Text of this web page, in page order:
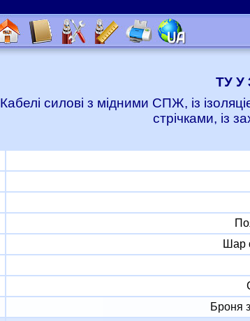
ТУ У
Кабелі силові з мідними СПЖ, із
стрічками, із
Шар
Броня